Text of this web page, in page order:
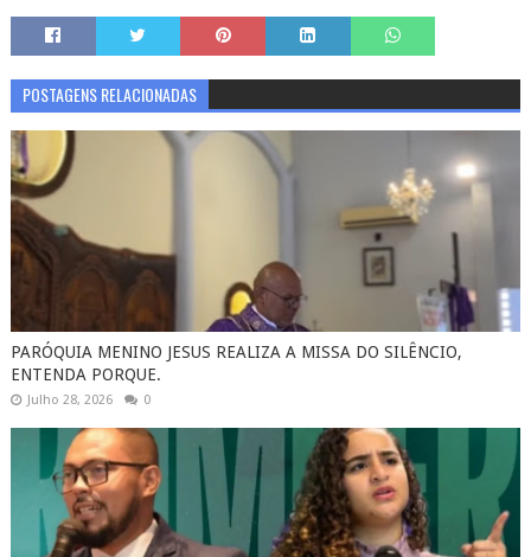
POSTAGENS RELACIONADAS
PARÓQUIA MENINO JESUS REALIZA A MISSA DO SILÊNCIO,
ENTENDA PORQUE.
Julho 28, 2026 0